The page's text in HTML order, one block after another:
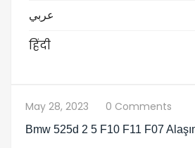
عربي
हिंदी
May 28, 2023 0 Comments
Bmw 525d 2 5 F10 F11 F07